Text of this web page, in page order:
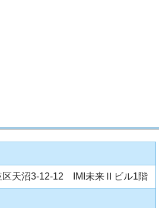
区天沼3-12-12 IMI未来Ⅱビル1階